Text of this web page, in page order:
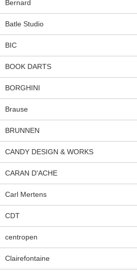
Bernard
Batle Studio
BIC
BOOK DARTS
BORGHINI
Brause
BRUNNEN
CANDY DESIGN & WORKS
CARAN D'ACHE
Carl Mertens
CDT
centropen
Clairefontaine